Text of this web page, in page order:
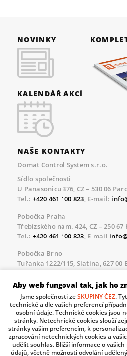
NOVINKY
KALENDÁŘ AKCÍ
NAŠE KONTAKTY
Domat Control System s.r.o.
Sídlo společnosti
U Panasonicu 376, CZ – 530 06
Tel.: +420 461 100 823, E-mail:
Pobočka Praha
Třebízského nám. 424, CZ – 250 67
Tel.: +420 461 100 823, E-mail
Pobočka Brno
Tuřanka 1222/115, Slatina, 627 00
Tel.:+420 461 100 823, E-mail
Servisní linka pro námi
Po – Pá 8.30 – 17.00
tel:+420 733 421 878, E-mail
Technická podpora:
Tel.:+420 461 100 666 , WhatsApp:
Aby web fungoval tak, jak ho
Jsme společnosti zeSKUPINY ČEZ.
technické a dle vašich preferencí
osobní údaje. Technické cookies jsou
stránky. Netechnické cookies slouží
stránky vašim preferencím, k
zpracování netechnických cookies a
udělit souhlas. Bližší informace o
údajů, včetně možnosti odvolání